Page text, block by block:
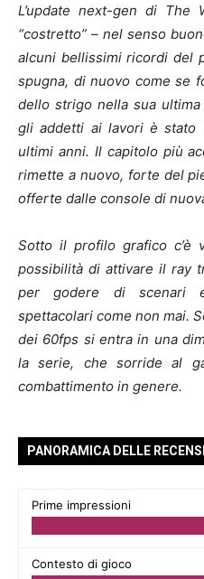
L’update next-gen di
“costretto” – nel senso
alcuni bellissimi ricordi del
spugna, di nuovo come se
dello strigo nella sua
gli addetti ai lavori è
ultimi anni. Il capitolo più
rimette a nuovo, forte del
offerte dalle console di
Sotto il profilo grafico c’è
possibilità di attivare il ray
per godere di scenari
spettacolari come non mai.
dei 60fps si entra in una
la serie, che sorride al
combattimento in genere.
PANORAMICA DELLE
Prime impressioni
Contesto di gioco